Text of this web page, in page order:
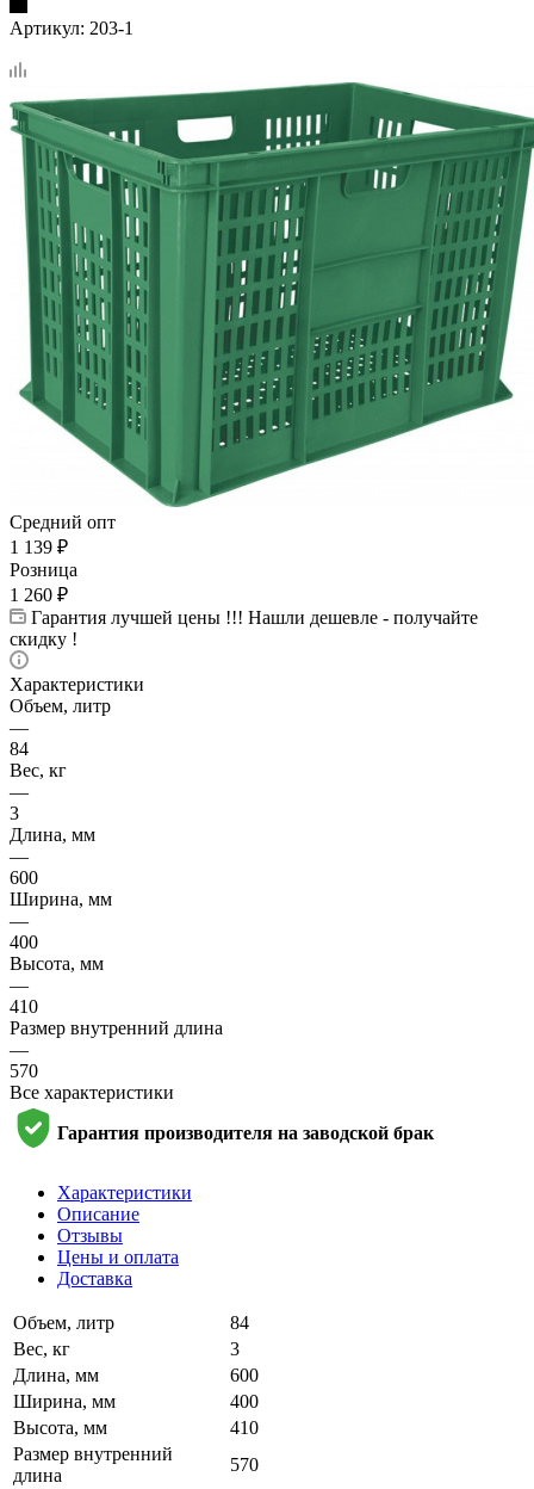
Артикул: 203-1
Средний опт
1 139 ₽
Розница
1 260 ₽
Гарантия лучшей цены !!! Нашли дешевле - получайте
скидку !
Характеристики
Объем, литр
—
84
Вес, кг
—
3
Длина, мм
—
600
Ширина, мм
—
400
Высота, мм
—
410
Размер внутренний длина
—
570
Все характеристики
Гарантия производителя на заводской брак
Характеристики
Описание
Отзывы
Цены и оплата
Доставка
Объем, литр
84
Вес, кг
3
Длина, мм
600
Ширина, мм
400
Высота, мм
410
Размер внутренний
длина
570